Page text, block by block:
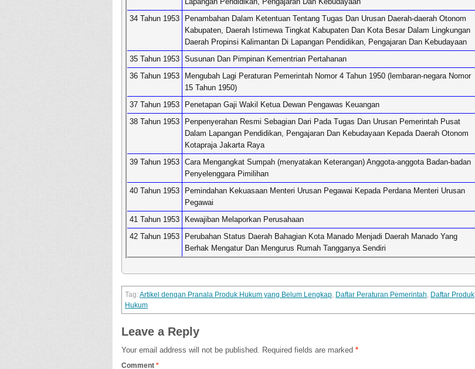
34 Tahun 1953
Penambahan Dalam Ketentuan Tentang Tugas Dan Urusan Daerah-daerah Otonom
Kabupaten, Daerah Istimewa Tingkat Kabupaten Dan Kota Besar Dalam Lingkungan
Daerah Propinsi Kalimantan Di Lapangan Pendidikan, Pengajaran Dan Kebudayaan
35 Tahun 1953 Susunan Dan Pimpinan Kementrian Pertahanan
36 Tahun 1953
Mengubah Lagi Peraturan Pemerintah Nomor 4 Tahun 1950 (lembaran-negara Nomor
15 Tahun 1950)
37 Tahun 1953
Penetapan Gaji Wakil Ketua Dewan Pengawas Keuangan
38 Tahun 1953
Penpenyerahan Resmi Sebagian Dari Pada Tugas Dan Urusan Pemerintah Pusat
Dalam Lapangan Pendidikan, Pengajaran Dan Kebudayaan Kepada Daerah Otonom
Kotapraja Jakarta Raya
39 Tahun 1953 Cara Mengangkat Sumpah (menyatakan Keterangan) Anggota-anggota Badan-badan
Penyelenggara Pimilihan
40 Tahun 1953
Pemindahan Kekuasaan Menteri Urusan Pegawai Kepada Perdana Menteri Urusan
Pegawai
41 Tahun 1953
Kewajiban Melaporkan Perusahaan
42 Tahun 1953
Perubahan Status Daerah Bahagian Kota Manado Menjadi Daerah Manado Yang
Berhak Mengatur Dan Mengurus Rumah Tangganya Sendiri
Artikel dengan Pranala Produk Hukum yang Belum Lengkap, Daftar Peraturan Pemerintah, Daftar Produk
Hukum
Leave a Reply
Your email address will not be published. Required fields are marked *
Comment *